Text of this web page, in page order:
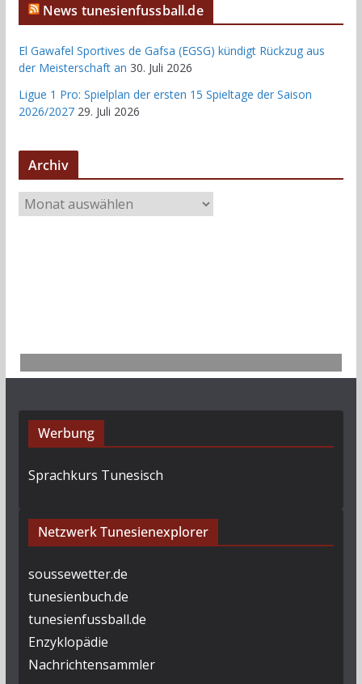
News tunesienfussball.de
El Gawafel Sportives de Gafsa (EGSG) kündigt Rückzug aus
der Meisterschaft an 30. Juli 2026
Ligue 1 Pro: Spielplan der ersten 15 Spieltage der Saison
2026/2027 29. Juli 2026
Archiv
r
Werbung
Sprachkurs Tunesisch
Netzwerk Tunesienexplorer
soussewetter.de
tunesienbuch.de
tunesienfussball.de
Enzyklopädie
Nachrichtensammler